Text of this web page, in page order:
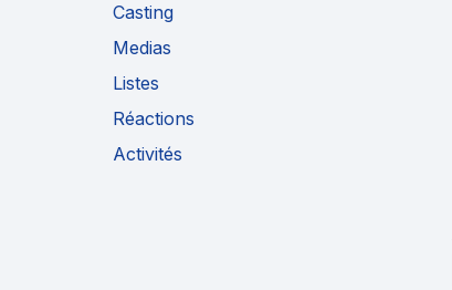
Casting
Medias
Listes
Réactions
Activités